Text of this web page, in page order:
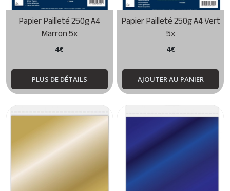
Papier Pailleté 250g A4
Marron 5x
4€
PLUS DE DÉTAILS
Papier Pailleté 250g A4 Vert
5x
4€
AJOUTER AU PANIER